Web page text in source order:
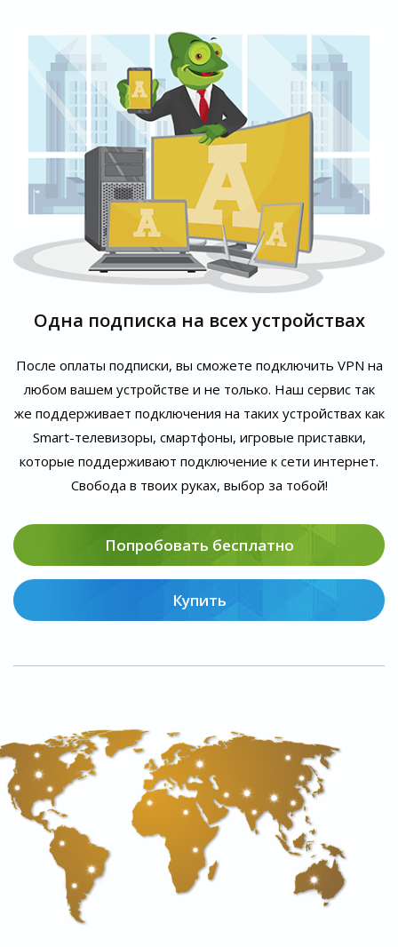
Одна подписка на всех устройствах
После оплаты подписки, вы сможете подключить VPN на
любом вашем устройстве и не только. Наш сервис так
же поддерживает подключения на таких устройствах как
Smart-телевизоры, смартфоны, игровые приставки,
которые поддерживают подключение к сети интернет.
Свобода в твоих руках, выбор за тобой!
Попробовать бесплатно
Купить